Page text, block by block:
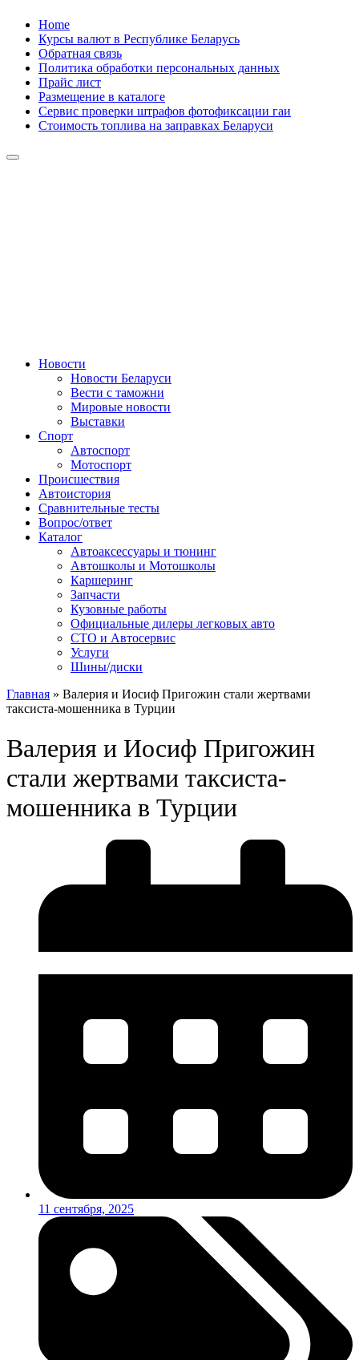
Skip
content
Home
Курсы валют в Республике Беларусь
Обратная связь
Политика обработки персональных данных
Прайс лист
Размещение в каталоге
Сервис проверки штрафов фотофиксации гаи
Стоимость топлива на заправках Беларуси
Сайт про автомобили
Новости
Новости Беларуси
Вести с таможни
Мировые новости
Выставки
Спорт
Автоспорт
Мотоспорт
Происшествия
Автоистория
Сравнительные тесты
Вопрос/ответ
Каталог
Автоакcессуары и тюнинг
Автошколы и Мотошколы
Каршеринг
Запчасти
Кузовные работы
Официальные дилеры легковых авто
СТО и Автосервис
Услуги
Шины/диски
Главная » Валерия и Иосиф Пригожин стали жертвами
таксиста-мошенника в Турции
Валерия и Иосиф Пригожин
стали жертвами таксиста-
мошенника в Турции
11 сентября, 2025